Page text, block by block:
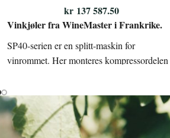
kr 137 587.50
Vinkjøler fra WineMaster i Frankrike.
SP40-serien er en splitt-maskin for
vinrommet. Her monteres kompressordelen
vinrommet, eller på veggen på utsiden,
avhengig av modellen du velger under. Rør
med kjølemediet legges gjennom vegg fra